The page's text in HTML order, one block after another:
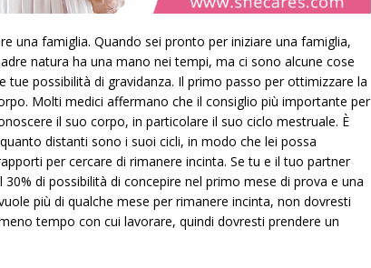
una famiglia. Quando sei pronto per iniziare una famiglia,
natura ha una mano nei tempi, ma ci sono alcune cose
possibilità di gravidanza. Il primo passo per ottimizzare la
Molti medici affermano che il consiglio più importante per
il suo corpo, in particolare il suo ciclo mestruale. È
distanti sono i suoi cicli, in modo che lei possa
per cercare di rimanere incinta. Se tu e il tuo partner
di possibilità di concepire nel primo mese di prova e una
più di qualche mese per rimanere incinta, non dovresti
tempo con cui lavorare, quindi dovresti prendere un